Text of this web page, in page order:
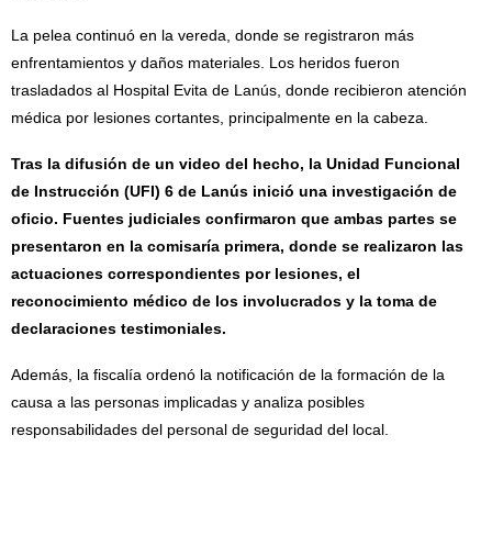
La pelea continuó en la vereda, donde se registraron más
enfrentamientos y daños materiales. Los heridos fueron
trasladados al Hospital Evita de Lanús, donde recibieron atención
médica por lesiones cortantes, principalmente en la cabeza.
Tras la difusión de un video del hecho, la Unidad Funcional
de Instrucción (UFI) 6 de Lanús inició una investigación de
oficio. Fuentes judiciales confirmaron que ambas partes se
presentaron en la comisaría primera, donde se realizaron las
actuaciones correspondientes por lesiones, el
reconocimiento médico de los involucrados y la toma de
declaraciones testimoniales.
Además, la fiscalía ordenó la notificación de la formación de la
causa a las personas implicadas y analiza posibles
responsabilidades del personal de seguridad del local.